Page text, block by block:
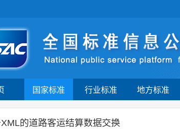
国家标准 行业标准 地方标准
的道路客运结算数据交换